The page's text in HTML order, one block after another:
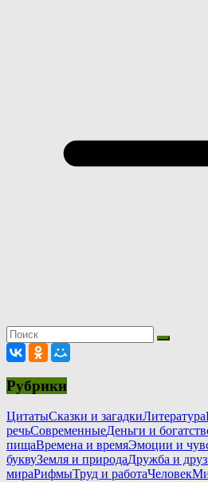
Рубрики
ЦитатыСказки и загадкиЛитература
речьСовременныеДеньги и
пищаВремена и времяЭмоции и
буквуЗемля и природаДружба и
мираРифмыТруд и работаЧеловек